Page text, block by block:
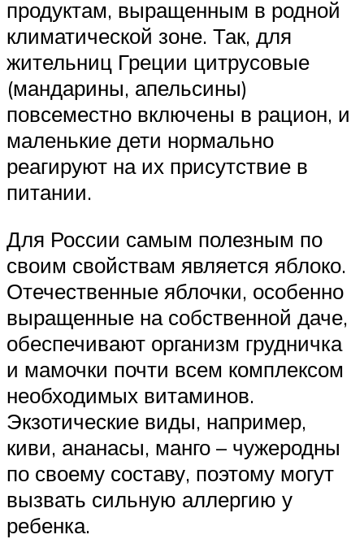
продуктам, выращенным в родной
климатической зоне. Так, для
жительниц Греции цитрусовые
(мандарины, апельсины)
повсеместно включены в рацион, и
маленькие дети нормально
реагируют на их присутствие в
питании.
Для России самым полезным по
своим свойствам является яблоко.
Отечественные яблочки, особенно
выращенные на собственной даче,
обеспечивают организм грудничка
и мамочки почти всем комплексом
необходимых витаминов.
Экзотические виды, например,
киви, ананасы, манго – чужеродны
по своему составу, поэтому могут
вызвать сильную аллергию у
ребенка.